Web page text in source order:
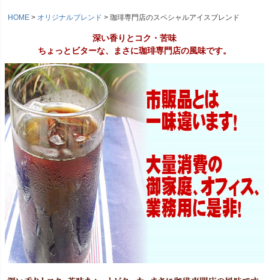
HOME オリジナルブレンド 珈琲専門店のスペシャルアイスブレンド
深い香りとコク・苦味
ちょっとビターな、まさに珈琲専門店の風味です。